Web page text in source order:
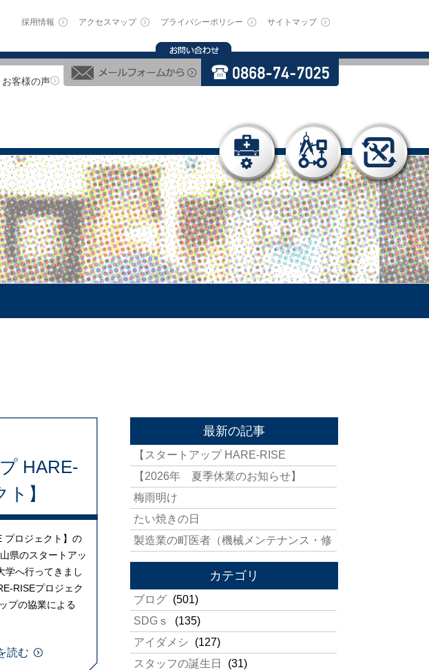
採用情報 アクセスマップ プライバシーポリシー サイトマップ
お客様の声
HARE-
】
プロジェクト】の
県のスタートアッ
学へ行ってきまし
RISEプロジェク
プの協業による
読む
最新の記事
【スタートアップ HARE-RISE
【2026年 夏季休業のお知らせ】
梅雨明け
たい焼きの日
製造業の町医者（機械メンテナンス・修
カテゴリ
ブログ (501)
SDGｓ
(135)
アイダメシ
(127)
スタッフの誕生日
(31)